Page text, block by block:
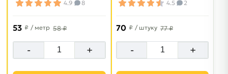
4.9 8
53 ₽ / метр 58 ₽
- +
4.5 2
70 ₽ / штуку 77 ₽
- +